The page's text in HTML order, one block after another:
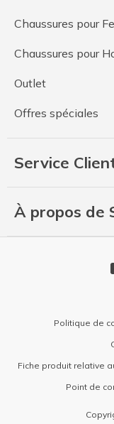
Chaussures pour
Chaussures pour
Outlet
Offres spéciales
Service
À propos de
Politique de
Fiche produit relative
Point de